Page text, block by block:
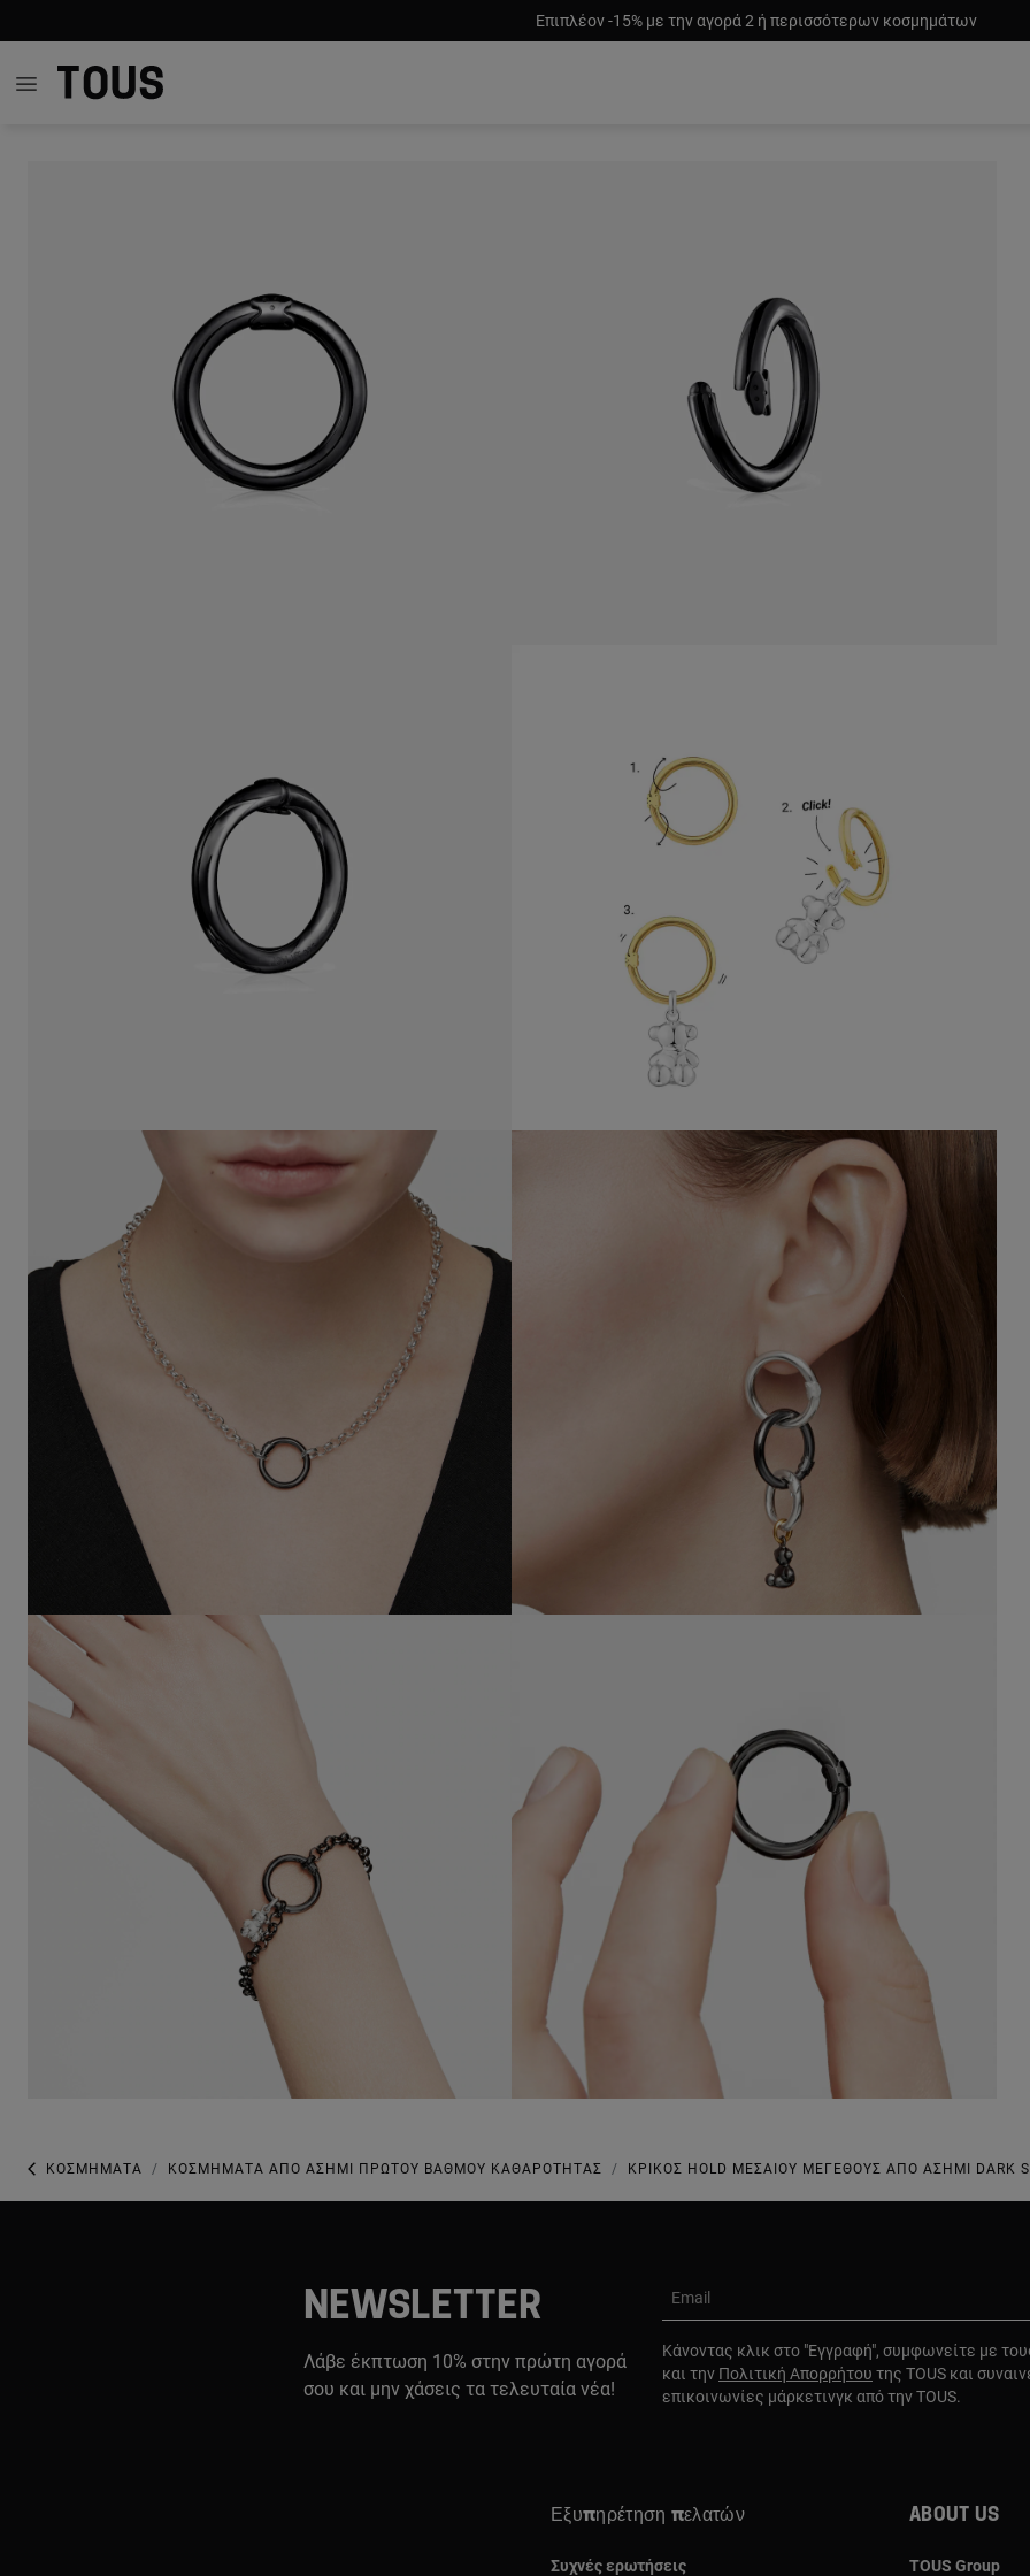
Επιπλέον -15% με την αγορά 2 ή περισσότερων κοσμημάτων
59,00 €
ΚΟΣΜΉΜΑΤΑ ΚΟΣΜΉΜΑΤΑ ΑΠΌ ΑΣΉΜΙ ΠΡΏΤΟΥ ΒΑΘΜΟΎ ΚΑΘΑΡΌΤΗΤΑΣ ΚΡΊΚΟΣ HOLD ΜΕΣΑΊΟΥ ΜΕΓΈΘΟΥΣ ΑΠΌ ΑΣΉΜΙ DARK
NEWSLETTER
Λάβε έκπτωση 10% στην πρώτη αγορά
σου και μην χάσεις τα τελευταία νέα!
Email
Κάνοντας κλικ στο "Εγγραφή", συμφωνείτε με
και την Πολιτική Απορρήτου της TOUS και
επικοινωνίες μάρκετινγκ από την TOUS.
Εξυπηρέτηση πελατών
Συχνές ερωτήσεις
About us
TOUS Group